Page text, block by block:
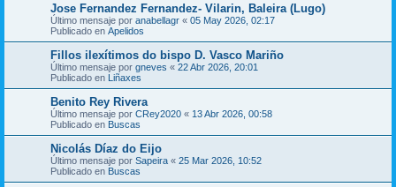
Jose Fernandez Fernandez- Vilarin, Baleira (Lugo)
Último mensaje por anabellagr « 05 May 2026, 02:17
Publicado en Apelidos
Fillos ilexítimos do bispo D. Vasco Mariño
Último mensaje por gneves « 22 Abr 2026, 20:01
Publicado en Liñaxes
Benito Rey Rivera
Último mensaje por CRey2020 « 13 Abr 2026, 00:58
Publicado en Buscas
Nicolás Díaz do Eijo
Último mensaje por Sapeira « 25 Mar 2026, 10:52
Publicado en Buscas